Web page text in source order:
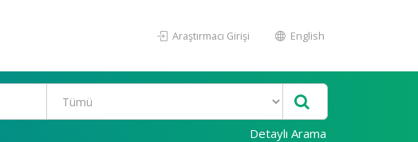
Araştırmacı Girişi English
Detaylı Arama